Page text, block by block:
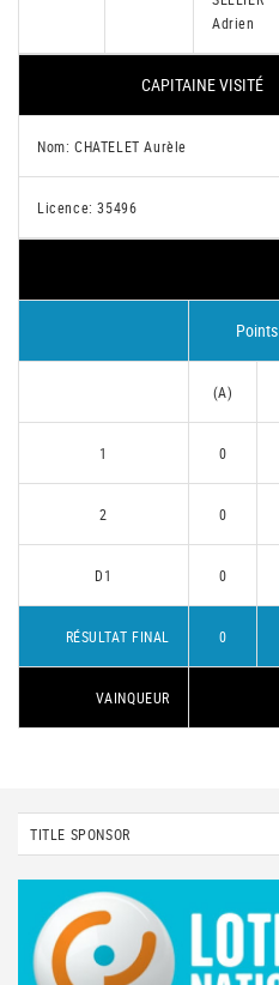
Adrien
CAPITAINE VISITÉ
Nom: CHATELET Aurèle
Licence: 35496
Points
(A)
1 0
2 0
D1 0
RÉSULTAT FINAL 0
VAINQUEUR
TITLE SPONSOR